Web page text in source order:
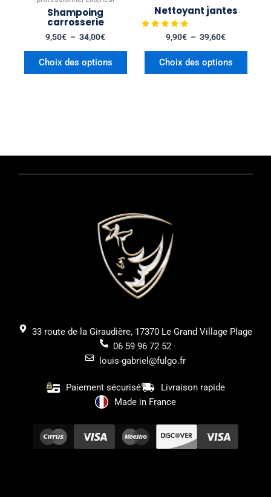
Shampoing
carrosserie
9,50€ – 34,00€
Choix des options
sur
du
produit
Nettoyant jantes
Note
5.00
sur 5
9,90€ – 39,60€
Choix des options
sur
du
produit
33 route de la Giraudière, 17370 Le Grand Village Plage
06 59 96 72 52
louis-gabriel@fulgo.fr
Paiement sécurisé
Livraison rapide
Made in France